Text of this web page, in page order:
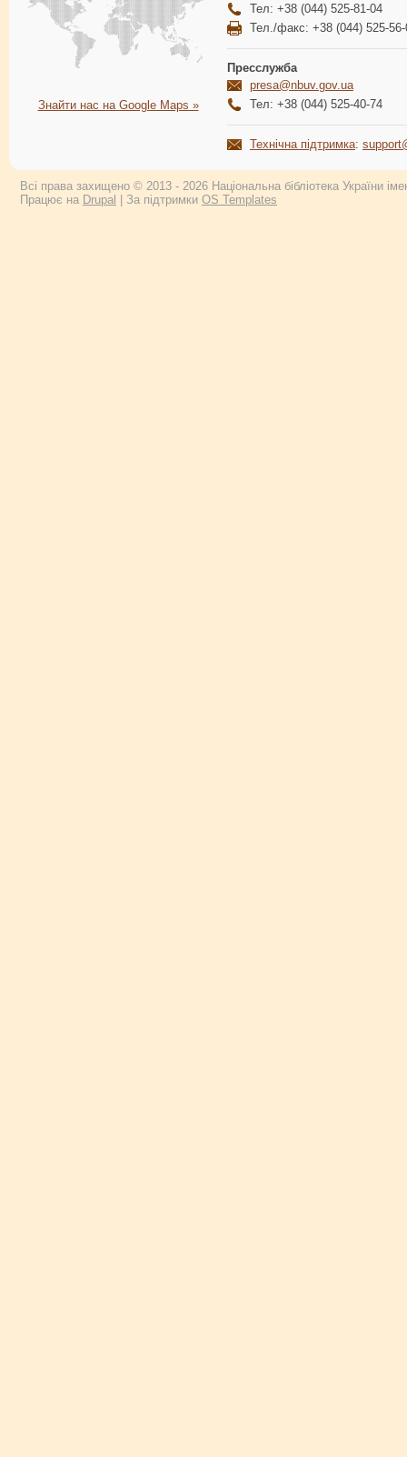
Знайти нас на Google Maps »
Тел: +38 (044) 525-81-04
Тел./факс: +38 (044) 525-56-
Пресслужба
presa@nbuv.gov.ua
Тел: +38 (044) 525-40-74
Технічна підтримка:
Всі права захищено © 2013 - 2026 Національна бібліотека України
Працює на Drupal | За підтримки OS Templates